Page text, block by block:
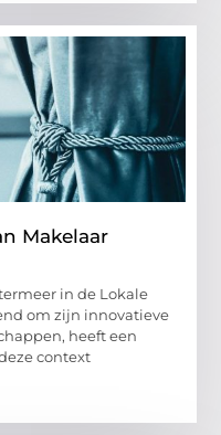
Makelaar
in de Lokale
om zijn innovatieve
heeft een
context